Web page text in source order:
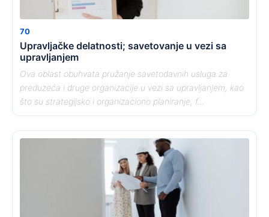
70
Upravljačke delatnosti; savetovanje u vezi sa
upravljanjem
Ova oblast obuhvata pružanje savetodavnih usluga za
preduzeća i druge organizacije u vezi sa upravljanjem, kao
što su strategijsko i organizaciono planiranje, f...